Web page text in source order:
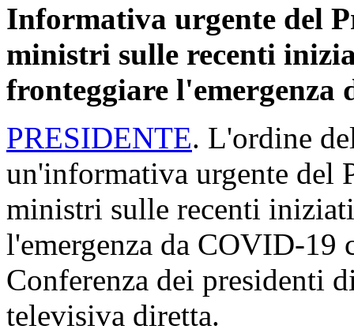
Informativa urgente del
ministri sulle recenti
fronteggiare l'emergenza
PRESIDENTE. L'ordine
un'informativa urgente del
ministri sulle recenti
l'emergenza da COVID-19
Conferenza dei presidenti
televisiva diretta.